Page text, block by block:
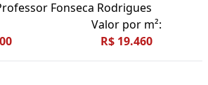
Fonseca Rodrigues
Valor por m²:
R$ 19.460